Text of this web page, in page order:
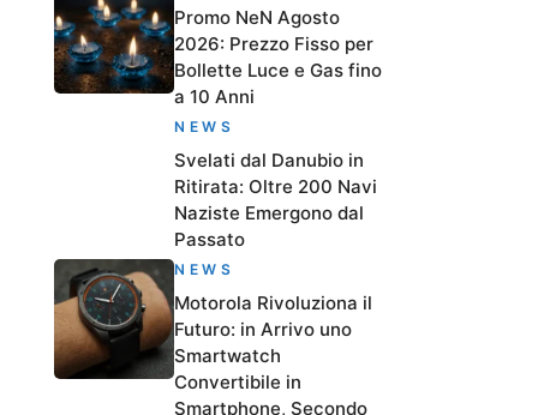
Promo NeN Agosto
2026: Prezzo Fisso per
Bollette Luce e Gas fino
a 10 Anni
NEWS
Svelati dal Danubio in
Ritirata: Oltre 200 Navi
Naziste Emergono dal
Passato
NEWS
Motorola Rivoluziona il
Futuro: in Arrivo uno
Smartwatch
Convertibile in
Smartphone, Secondo